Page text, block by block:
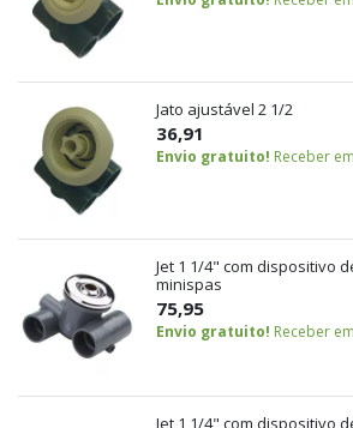
Jato ajustável 2 1/2
36,91
Envio gratuito! Receber
Jet 1 1/4" com dispositivo
minispas
75,95
Envio gratuito! Receber
Jet 1 1/4" com dispositivo